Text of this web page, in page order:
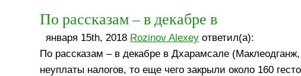
По рассказам – в декабре в
января 15th, 2018 Rozinov Alexey ответил(а):
По рассказам – в декабре в Дхарамсале
неуплаты налогов, то еще чего закрыли около 160